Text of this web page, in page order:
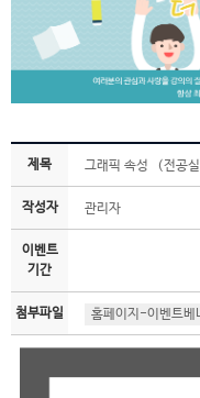
제목 그래픽 속성 （전공실
작성자 관리자
이벤트
기간
첨부파일 홈페이지-이벤트